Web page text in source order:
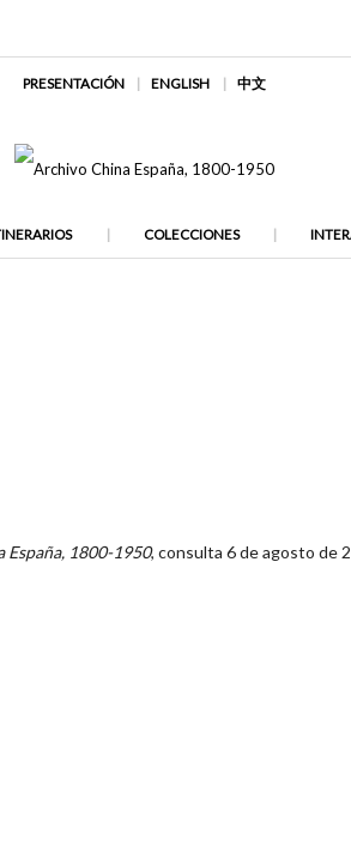
PRESENTACIÓN ENGLISH 中文
COLECCIONES
España, 1800-1950, consulta 6 de agosto de